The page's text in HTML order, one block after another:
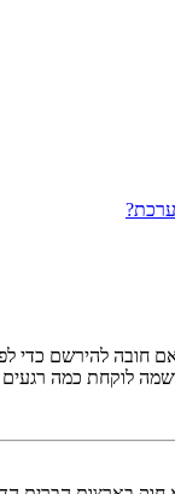
להירשם כדי
לוקחת כמה